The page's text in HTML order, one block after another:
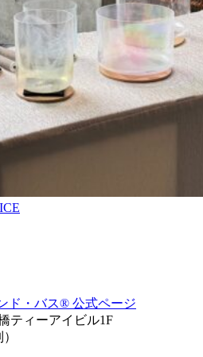
ティーアイビル1F